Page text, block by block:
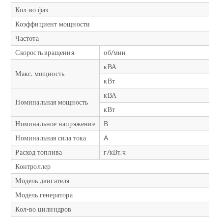
Кол-во фаз
Коэффициент мощности
Частота
Скорость вращения
об/мин
Макс. мощность
кВА
кВт
Номинальная мощность
кВА
кВт
Номинальное напряжение
В
Номинальная сила тока
A
Расход топлива
г/кВт.ч
Контроллер
Модель двигателя
Модель генератора
Кол-во цилиндров